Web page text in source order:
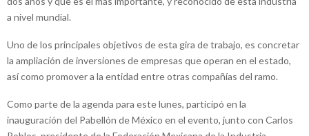
a nivel mundial.
Uno de los principales objetivos de esta gira de trabajo, es concretar
la ampliación de inversiones de empresas que operan en el estado,
así como promover a la entidad entre otras compañías del ramo.
Como parte de la agenda para este lunes, participó en la
inauguración del Pabellón de México en el evento, junto con Carlos